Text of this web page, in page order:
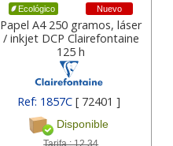
Ecológico Nuevo
Papel A4 250 gramos, láser
/ inkjet DCP Clairefontaine
125 h
Ref: 1857C [ 72401 ]
Disponible
Tarifa :12,34